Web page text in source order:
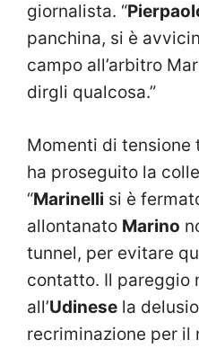
giornalista. “
panchina, si è
campo all’arbitro
dirgli qualcosa.”
Momenti di
ha proseguito la
“Marinelli si è
allontanato Marino
tunnel, per evitare
contatto. Il pareggio
all’Udinese la
recriminazione per il